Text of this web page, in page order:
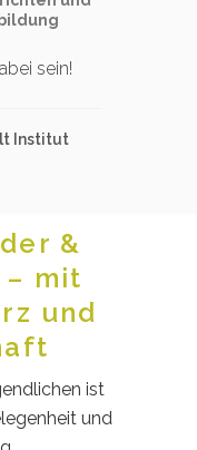
sein!
Institut
&
mit
und
ist
und